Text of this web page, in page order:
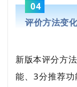
04
评价方法变
新版本评分方
能、3分推荐